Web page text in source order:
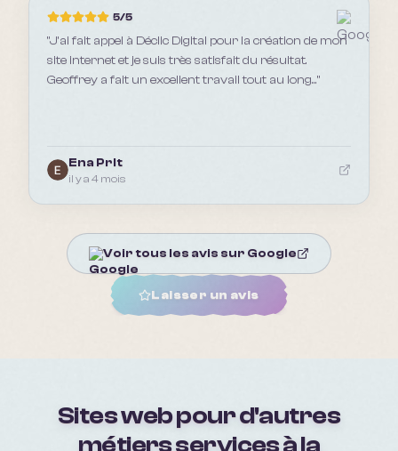
5/5
"J’ai fait appel à Déclic Digital pour la création de mon
site internet et je suis très satisfait du résultat.
Geoffrey a fait un excellent travail tout au long..."
Ena Prlt
il y a 4 mois
Voir tous les avis sur Google
Laisser un avis
Sites web pour d'autres
métiersservices à la